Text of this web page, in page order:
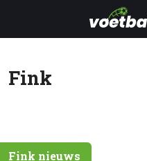
Fink
Fink nieuws